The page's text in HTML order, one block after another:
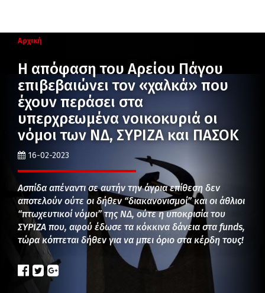
Αρχική
Η απόφαση του Αρείου Πάγου
επιβεβαιώνει τον «χαλκά» που
έχουν περάσει στα
υπερχρεωμένα νοικοκυριά οι
νόμοι των ΝΔ, ΣΥΡΙΖΑ και ΠΑΣΟΚ
16-02-2023
Ασπίδα απέναντι σε αυτήν την άγρια επίθεση δεν
αποτελούν ούτε οι δήθεν “διακανονισμοί” και οι άθλιοι
“πτωχευτικοί νόμοι” της ΝΔ, ούτε η υποκρισία του
ΣΥΡΙΖΑ που, αφού έδωσε τα κόκκινα δάνεια στα funds,
τώρα κόπτεται δήθεν για να μπει όριο στα κέρδη τους!